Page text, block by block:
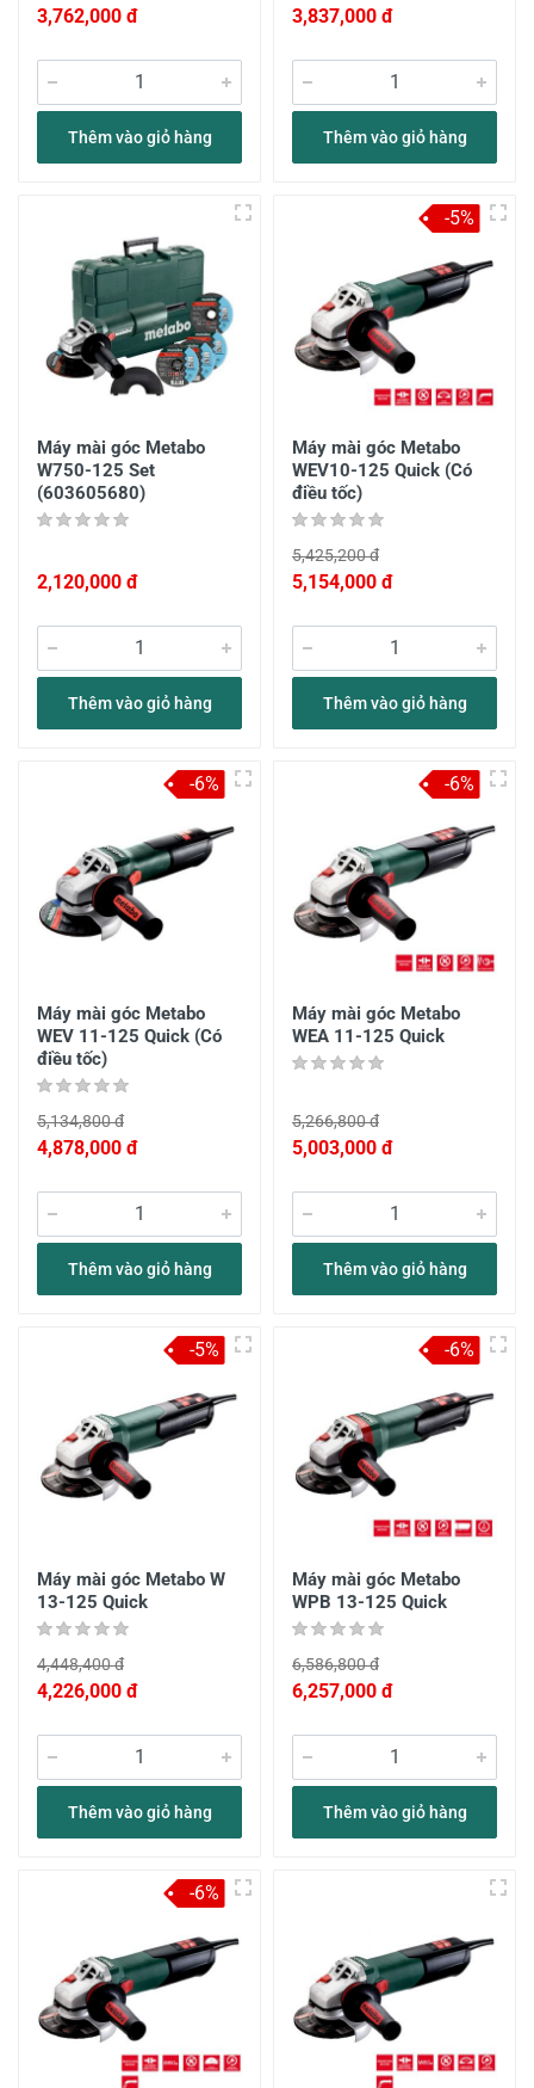
3,762,000 đ
Thêm vào giỏ hàng
3,837,000 đ
Thêm vào giỏ hàng
Máy mài góc Metabo
W750-125 Set
(603605680)
2,120,000 đ
Thêm vào giỏ hàng
Máy mài góc Metabo
WEV10-125 Quick (Có
điều tốc)
5,425,200 đ
5,154,000 đ
Thêm vào giỏ hàng
-5%
Máy mài góc Metabo
WEV 11-125 Quick (Có
điều tốc)
5,134,800 đ
4,878,000 đ
Thêm vào giỏ hàng
-6%
Máy mài góc Metabo
WEA 11-125 Quick
5,266,800 đ
5,003,000 đ
Thêm vào giỏ hàng
-6%
Máy mài góc Metabo W
13-125 Quick
4,448,400 đ
4,226,000 đ
Thêm vào giỏ hàng
-5%
Máy mài góc Metabo
WPB 13-125 Quick
6,586,800 đ
6,257,000 đ
Thêm vào giỏ hàng
-6%
-6%